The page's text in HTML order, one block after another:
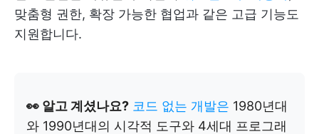
맞춤형 권한, 확장 가능한 협업과 같은 고급 기능도
지원합니다.
👀 알고 계셨나요? 코드 없는 개발은 1980년대
와 1990년대의 시각적 도구와 4세대 프로그래